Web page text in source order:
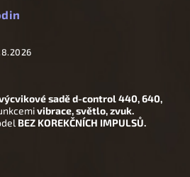
sadě d-control 440, 640,
vibrace, světlo, zvuk.
BEZ KOREKČNÍCH IMPULSŮ.